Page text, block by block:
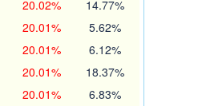
20.02% 14.77%
20.01% 5.62%
20.01% 6.12%
20.01% 18.37%
20.01% 6.83%